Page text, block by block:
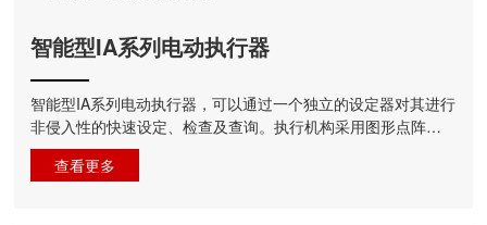
诚聘英才
智能型IA系列电动执行器
智能型IA系列电动执行器，可以通过一个独立的设定器对其进行
非侵入性的快速设定、检查及查询。执行机构采用图形点阵式
液晶显示器···
查看更多